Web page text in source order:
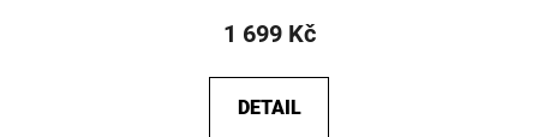
1 699 Kč
DETAIL